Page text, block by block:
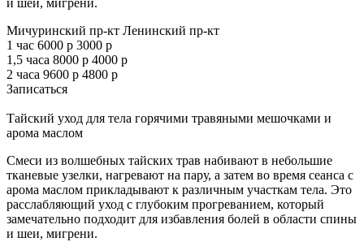
и шеи, мигрени.
Мичуринский пр-кт Ленинский пр-кт
1 час 6000 р 3000 р
1,5 часа 8000 р 4000 р
2 часа 9600 р 4800 р
Записаться
Тайский уход для тела горячими травяными мешочками и
арома маслом
Смеси из волшебных тайских трав набивают в небольшие
тканевые узелки, нагревают на пару, а затем во время сеанса с
арома маслом прикладывают к различным участкам тела. Это
расслабляющий уход с глубоким прогреванием, который
замечательно подходит для избавления болей в области спины
и шеи, мигрени.